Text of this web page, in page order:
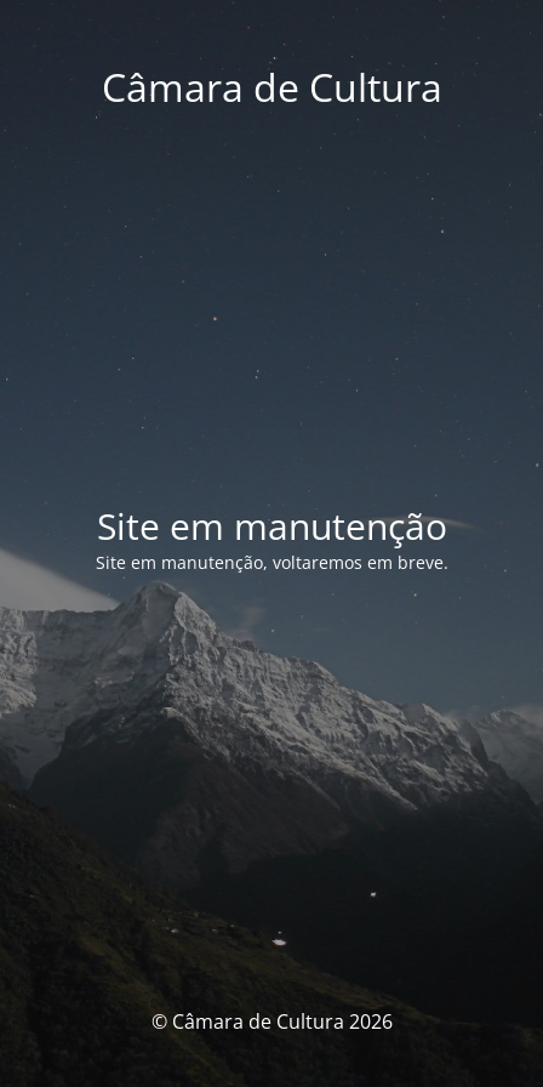
Câmara de Cultura
Site em manutenção
Site em manutenção, voltaremos em breve.
© Câmara de Cultura 2026